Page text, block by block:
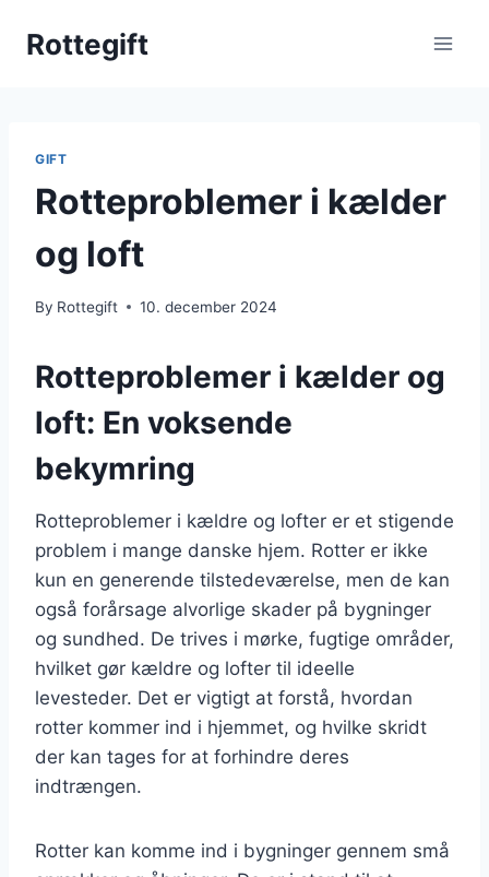
Rottegift
GIFT
Rotteproblemer i kælder
og loft
By Rottegift 10. december 2024
Rotteproblemer i kælder og
loft: En voksende
bekymring
Rotteproblemer i kældre og lofter er et stigende
problem i mange danske hjem. Rotter er ikke
kun en generende tilstedeværelse, men de kan
også forårsage alvorlige skader på bygninger
og sundhed. De trives i mørke, fugtige områder,
hvilket gør kældre og lofter til ideelle
levesteder. Det er vigtigt at forstå, hvordan
rotter kommer ind i hjemmet, og hvilke skridt
der kan tages for at forhindre deres
indtrængen.
Rotter kan komme ind i bygninger gennem små